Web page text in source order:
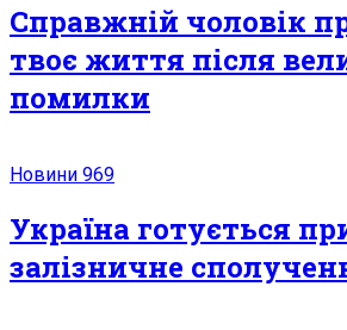
Справжній чоловік
твоє життя після
помилки
Новини 969
Україна готується
залізничне